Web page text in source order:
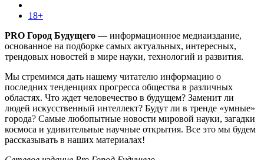
18+
PRO Город Будущего — информационное медиаиздание,
основанное на подборке самых актуальных, интересных,
трендовых новостей в мире науки, технологий и развития.
Мы стремимся дать нашему читателю информацию о
последних тенденциях прогресса общества в различных
областях. Что ждет человечество в будущем? Заменит ли
людей искусственный интеллект? Будут ли в тренде «умные»
города? Самые любопытные новости мировой науки, загадки
космоса и удивительные научные открытия. Все это мы будем
рассказывать в наших материалах!